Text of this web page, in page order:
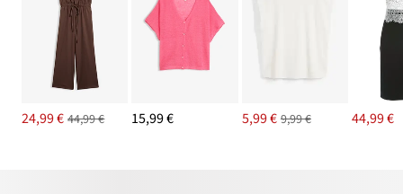
24,99 € 44,99 € 15,99 € 5,99 € 9,99 € 44,99 €